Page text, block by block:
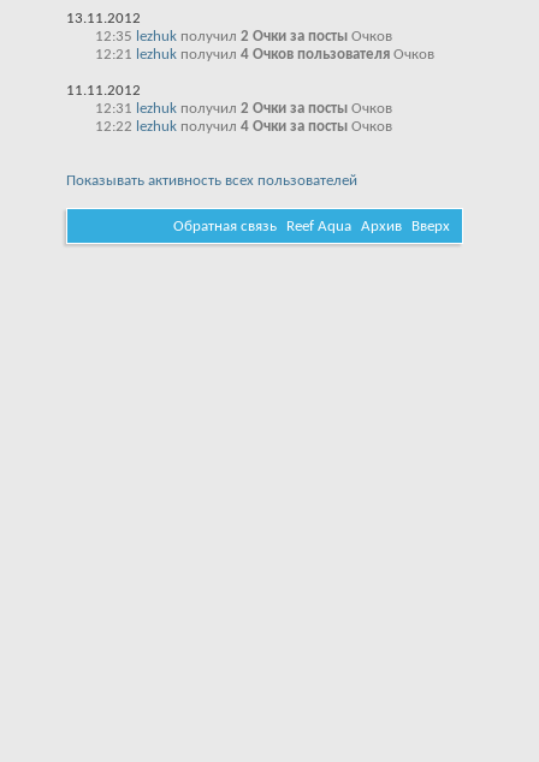
13.11.2012
12:35 lezhuk получил 2 Очки за посты Очков
12:21 lezhuk получил 4 Очков пользователя Очков
11.11.2012
12:31 lezhuk получил 2 Очки за посты Очков
12:22 lezhuk получил 4 Очки за посты Очков
Показывать активность всех пользователей
Обратная связь Reef Aqua Архив Вверх